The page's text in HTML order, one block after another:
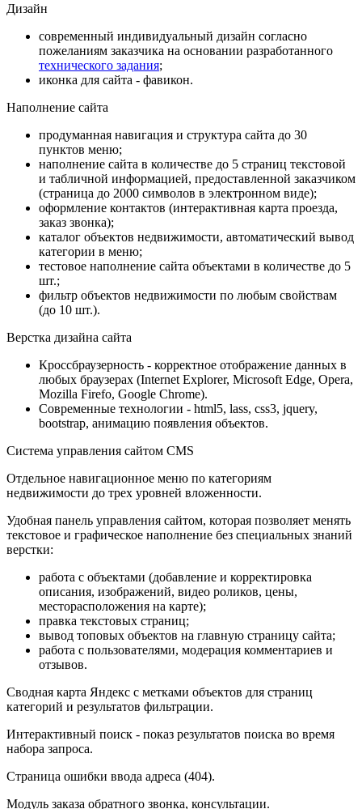
Дизайн
современный индивидуальный дизайн согласно
пожеланиям заказчика на основании разработанного
технического задания;
иконка для сайта - фавикон.
Наполнение сайта
продуманная навигация и структура сайта до 30
пунктов меню;
наполнение сайта в количестве до 5 страниц текстовой
и табличной информацией, предоставленной заказчиком
(страница до 2000 символов в электронном виде);
оформление контактов (интерактивная карта проезда,
заказ звонка);
каталог объектов недвижимости, автоматический вывод
категории в меню;
тестовое наполнение сайта объектами в количестве до 5
шт.;
фильтр объектов недвижимости по любым свойствам
(до 10 шт.).
Верстка дизайна сайта
Кроссбраузерность - корректное отображение данных в
любых браузерах (Internet Explorer, Microsoft Edge, Opera,
Mozilla Firefo, Google Chrome).
Современные технологии - html5, lass, css3, jquery,
bootstrap, анимацию появления объектов.
Система управления сайтом CMS
Отдельное навигационное меню по категориям
недвижимости до трех уровней вложенности.
Удобная панель управления сайтом, которая позволяет менять
текстовое и графическое наполнение без специальных знаний
верстки:
работа с объектами (добавление и корректировка
описания, изображений, видео роликов, цены,
месторасположения на карте);
правка текстовых страниц;
вывод топовых объектов на главную страницу сайта;
работа с пользователями, модерация комментариев и
отзывов.
Сводная карта Яндекс с метками объектов для страниц
категорий и результатов фильтрации.
Интерактивный поиск - показ результатов поиска во время
набора запроса.
Страница ошибки ввода адреса (404).
Модуль заказа обратного звонка, консультации.